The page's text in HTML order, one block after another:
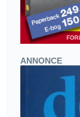
ANNONCE